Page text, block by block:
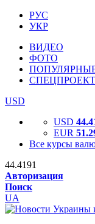
РУС
УКР
ВИДЕО
ФОТО
USD
USD
EUR
Все курсы
44.4191
Авторизация
Поиск
UA